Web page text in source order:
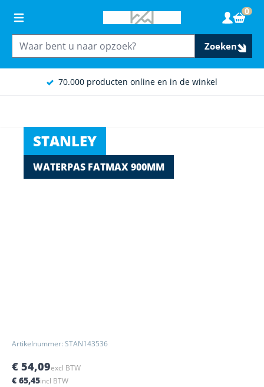
70.000 producten online en in de winkel
Zoeken
0
STANLEY
WATERPAS FATMAX 900MM
Artikelnummer: STAN143536
€ 54,09excl BTW
€ 65,45incl BTW